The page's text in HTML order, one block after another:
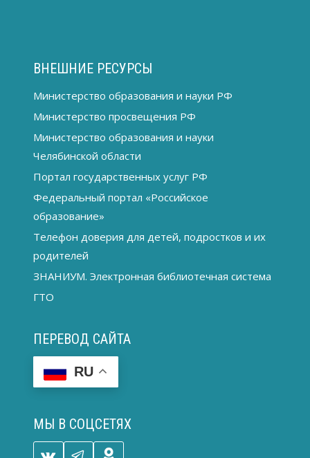
ВНЕШНИЕ РЕСУРСЫ
Министерство образования и науки РФ
Министерство просвещения РФ
Министерство образования и науки
Челябинской области
Портал государственных услуг РФ
Федеральный портал «Российское
образование»
Телефон доверия для детей, подростков и их
родителей
ЗНАНИУМ. Электронная библиотечная система
ГТО
ПЕРЕВОД САЙТА
RU
МЫ В СОЦСЕТЯХ